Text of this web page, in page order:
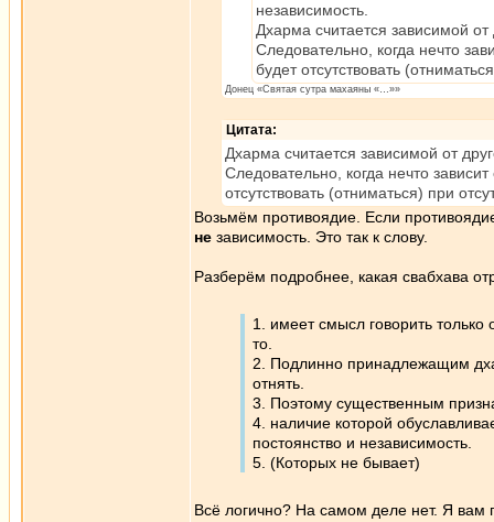
независимость.
Дхарма считается зависимой от
Следовательно, когда нечто
будет отсутствовать
Донец «Святая сутра махаяны «…»»
Цитата:
Дхарма считается зависимой от
Следовательно, когда нечто
отсутствовать (отниматься) при
Возьмём противоядие. Если
не зависимость. Это так к слову.
Разберём подробнее, какая свабхава
1. имеет смысл говорить
то.
2. Подлинно принадлежащим
отнять.
3. Поэтому существенным
4. наличие которой
постоянство и независимость.
5. (Которых не бывает)
Всё логично? На самом деле нет. Я вам